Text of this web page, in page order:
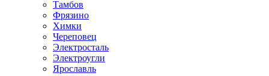
Тамбов
Фрязино
Химки
Череповец
Электросталь
Электроугли
Ярославль